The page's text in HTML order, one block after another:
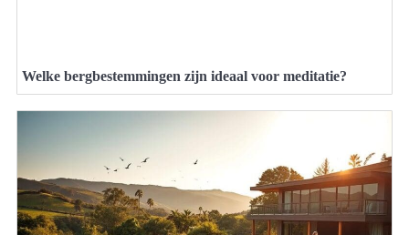
Welke bergbestemmingen zijn ideaal voor meditatie?